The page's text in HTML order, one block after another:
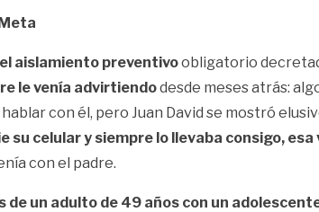
aislamiento preventivoobligatorio
le venía advirtiendodesde meses atrás:
con él, pero Juan David se mostró
su celular y siempre lo llevaba consigo,
con el padre.
un adulto de 49 años con un